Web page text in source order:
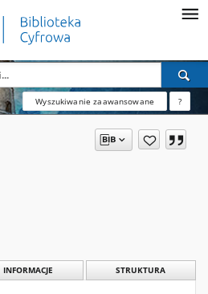
Wyszukiwanie zaawansowane ?
INFORMACJE STRUKTURA